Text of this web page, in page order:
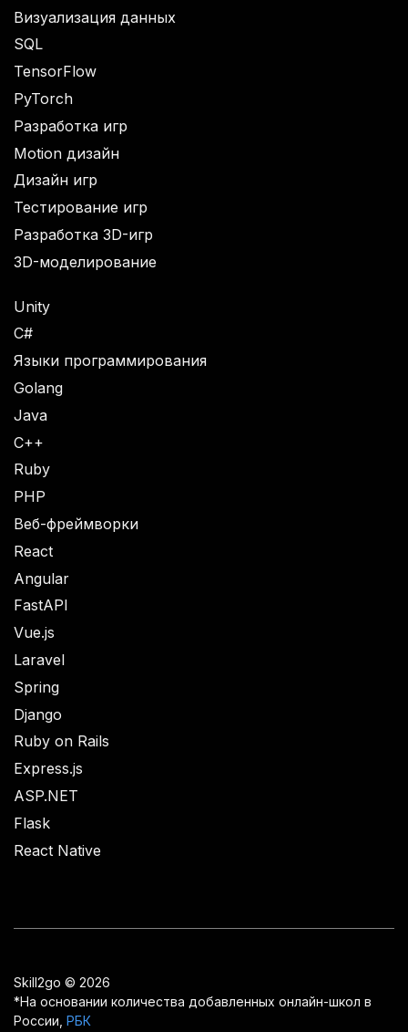
Визуализация данных
SQL
TensorFlow
PyTorch
Разработка игр
Motion дизайн
Дизайн игр
Тестирование игр
Разработка 3D-игр
3D-моделирование
Unity
C#
Языки программирования
Golang
Java
C++
Ruby
PHP
Веб-фреймворки
React
Angular
FastAPI
Vue.js
Laravel
Spring
Django
Ruby on Rails
Express.js
ASP.NET
Flask
React Native
Skill2go © 2026
*На основании количества добавленных онлайн-школ в
России, РБК